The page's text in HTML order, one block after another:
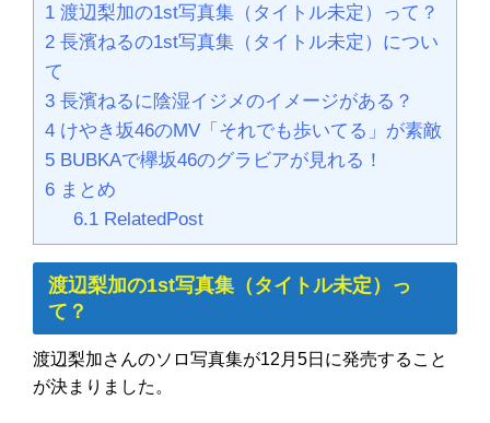
1 渡辺梨加の1st写真集（タイトル未定）って？
2 長濱ねるの1st写真集（タイトル未定）につい
て
3 長濱ねるに陰湿イジメのイメージがある？
4 けやき坂46のMV「それでも歩いてる」が素敵
5 BUBKAで欅坂46のグラビアが見れる！
6 まとめ
6.1RelatedPost
渡辺梨加の1st写真集（タイトル未定）っ
て？
渡辺梨加さんのソロ写真集が12月5日に発売すること
が決まりました。